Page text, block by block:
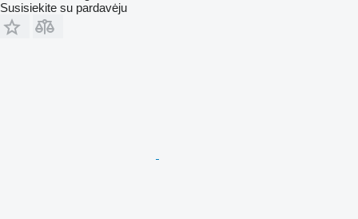
Susisiekite su pardavėju